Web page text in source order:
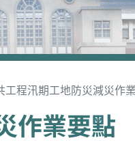
工程汛期工地防災減災作
作業要點